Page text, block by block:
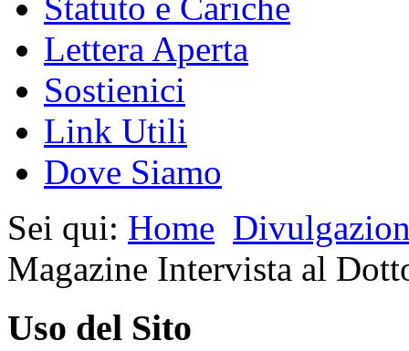
Lettera Aperta
Sostienici
Link Utili
Dove Siamo
Sei qui: Home
Magazine Intervista al
Uso del Sito